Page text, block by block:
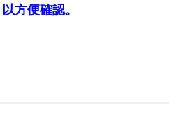
方便確認。